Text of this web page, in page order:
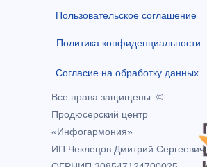
Все права защищены. ©
Продюсерский центр
«Инфогармония»
ИП Чеклецов Дмитрий Сергеевич
Политика конфиденциальности
Согласие на обработку данных
Пользовательское соглашение